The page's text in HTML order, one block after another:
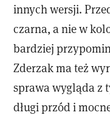
innych wersji.
czarna, a nie w
bardziej
Zderzak ma też
sprawa wygląda z
długi przód i